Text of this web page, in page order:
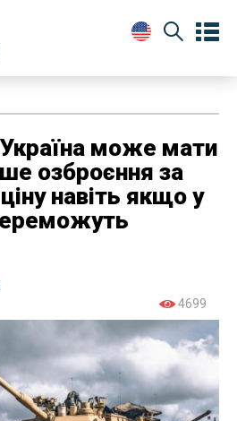
Україна може мати
озброєння за
навіть якщо у
4699